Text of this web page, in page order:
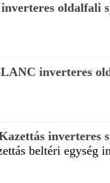
oldalfali
inverteres
inverteres
beltéri egység